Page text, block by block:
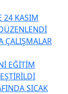
24 KASIM
ÇALIŞMALAR
EĞİTİM
SICAK